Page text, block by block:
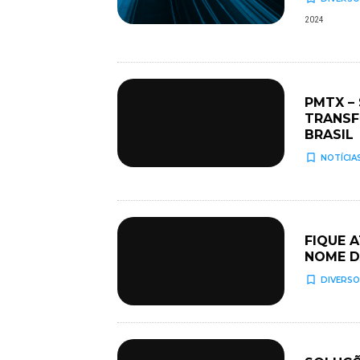
2024
PMTX –
BRASIL
turned_in_not
FIQUE
NOME
turned_in_not